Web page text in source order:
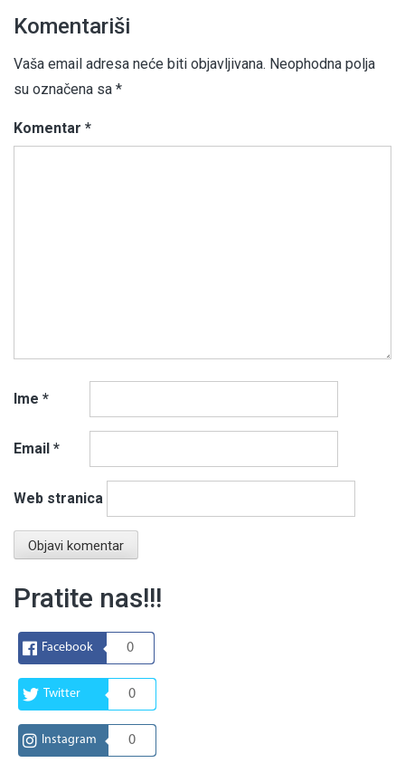
Komentariši
Vaša email adresa neće biti objavljivana. Neophodna polja
su označena sa *
Komentar *
Ime *
Email *
Web stranica
Pratite nas!!!
Facebook 0
Twitter 0
Instagram 0